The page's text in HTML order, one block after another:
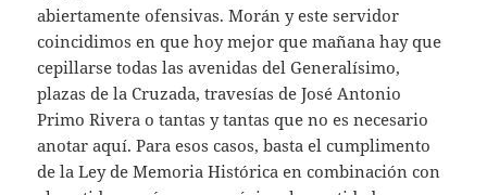
abiertamente ofensivas. Morán y este servidor
coincidimos en que hoy mejor que mañana hay que
cepillarse todas las avenidas del Generalísimo,
plazas de la Cruzada, travesías de José Antonio
Primo Rivera o tantas y tantas que no es necesario
anotar aquí. Para esos casos, basta el cumplimento
de la Ley de Memoria Histórica en combinación con